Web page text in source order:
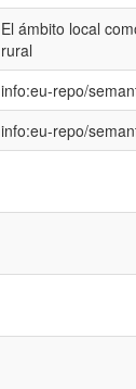
El ámbito local
rural
info:eu-repo/
info:eu-repo/